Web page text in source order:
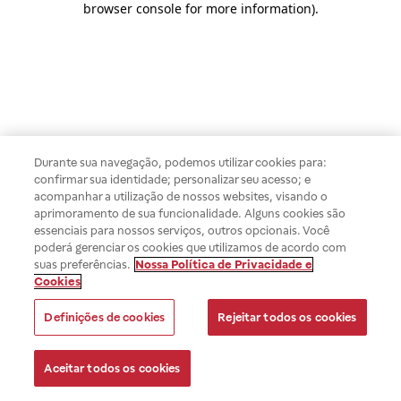
browser console for more information).
Durante sua navegação, podemos utilizar cookies para:
confirmar sua identidade; personalizar seu acesso; e
acompanhar a utilização de nossos websites, visando o
aprimoramento de sua funcionalidade. Alguns cookies são
essenciais para nossos serviços, outros opcionais. Você
poderá gerenciar os cookies que utilizamos de acordo com
suas preferências. Nossa Política de Privacidade e
Cookies
Definições de cookies Rejeitar todos os cookies
Aceitar todos os cookies